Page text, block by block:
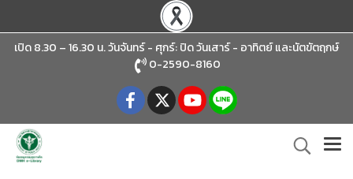
เปิด 8.30 – 16.30 น. วันจันทร์ - ศุกร์: ปิด วันเสาร์ - อาทิตย์และนัตขัตฤกษ์
0-2590-8160